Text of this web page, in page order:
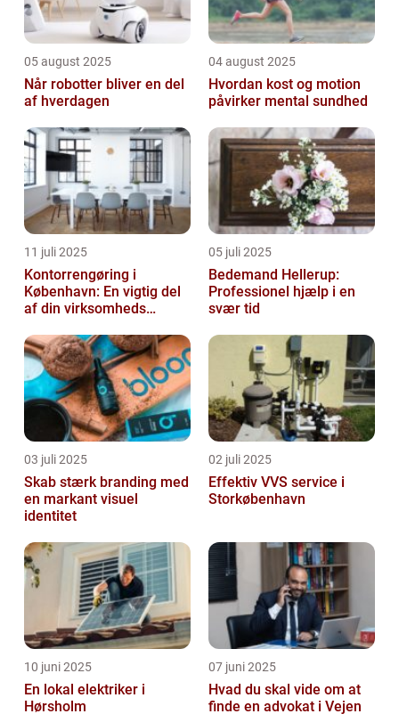
05 august 2025
Når robotter bliver en del
af hverdagen
04 august 2025
Hvordan kost og motion
påvirker mental sundhed
11 juli 2025
Kontorrengøring i
København: En vigtig del
af din virksomheds
05 juli 2025
Bedemand Hellerup:
Professionel hjælp i en
svær tid
03 juli 2025
Skab stærk branding med
en markant visuel
identitet
02 juli 2025
Effektiv VVS service i
Storkøbenhavn
10 juni 2025
En lokal elektriker i
Hørsholm
07 juni 2025
Hvad du skal vide om at
finde en advokat i Vejen